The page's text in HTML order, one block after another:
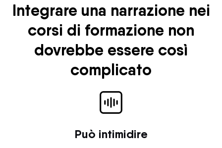
Integrare una narrazione nei
corsi di formazione non
dovrebbe essere così
complicato
Può intimidire